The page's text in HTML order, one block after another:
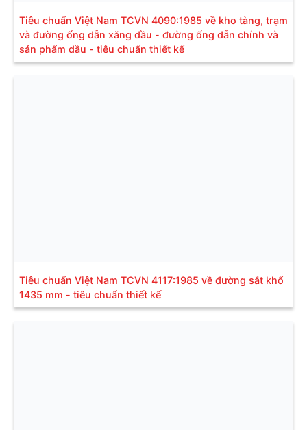
Tiêu chuẩn Việt Nam TCVN 4090:1985 về kho tàng, trạm
và đường ống dẫn xăng dầu - đường ống dẫn chính và
sản phẩm dầu - tiêu chuẩn thiết kế
Tiêu chuẩn Việt Nam TCVN 4117:1985 về đường sắt khổ
1435 mm - tiêu chuẩn thiết kế